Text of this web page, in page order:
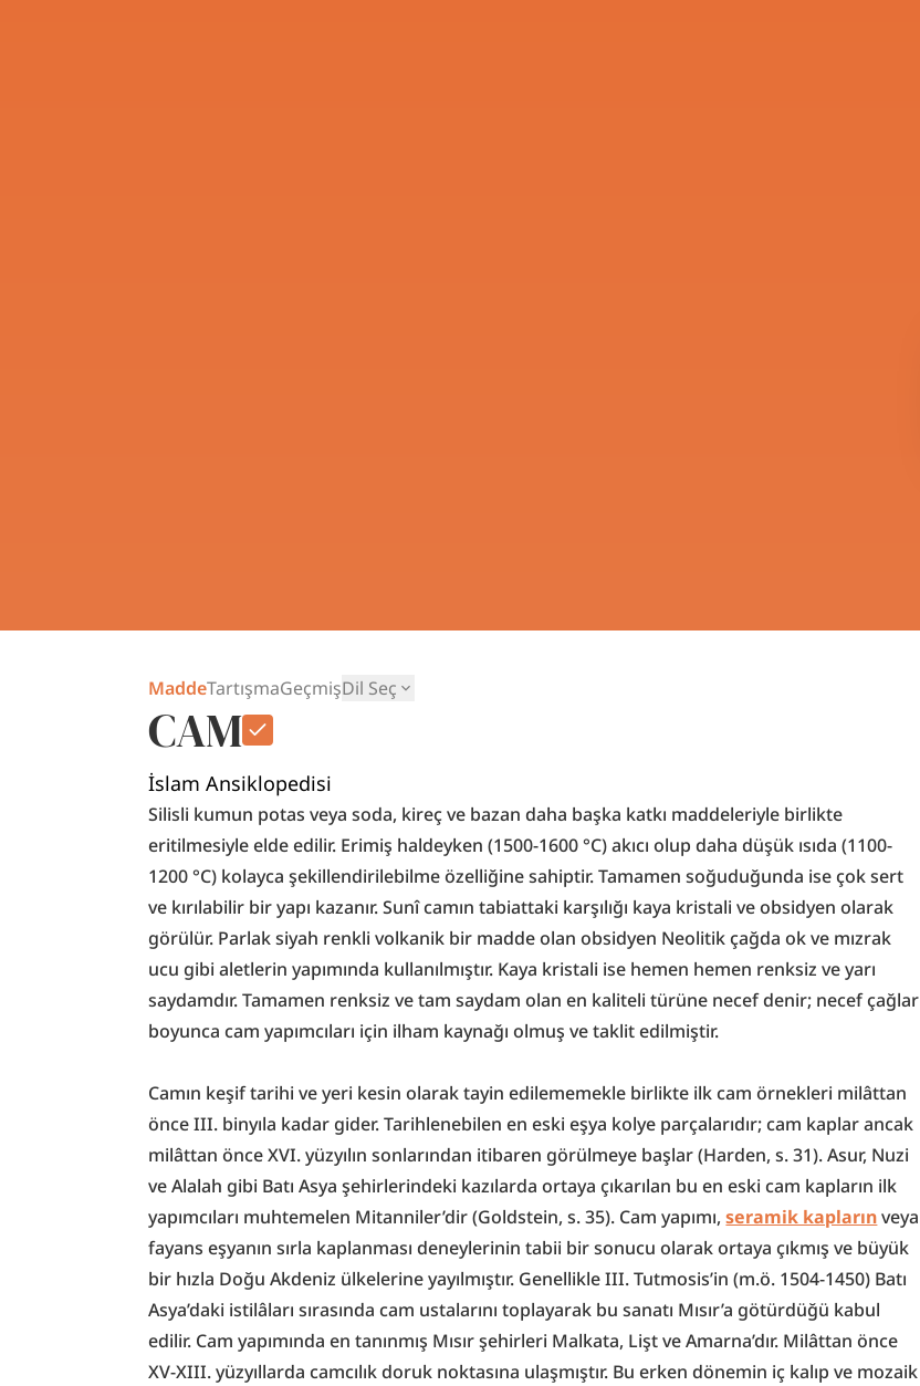
MaddeTartışmaGeçmişDil Seç
CAM
İslam Ansiklopedisi
Silisli kumun potas veya soda, kireç ve bazan daha başka katkı maddeleriyle birlikte
eritilmesiyle elde edilir. Erimiş haldeyken (1500-1600 °C) akıcı olup daha düşük ısıda (1100-
1200 °C) kolayca şekillendirilebilme özelliğine sahiptir. Tamamen soğuduğunda ise çok sert
ve kırılabilir bir yapı kazanır. Sunî camın tabiattaki karşılığı kaya kristali ve obsidyen olarak
görülür. Parlak siyah renkli volkanik bir madde olan obsidyen Neolitik çağda ok ve mızrak
ucu gibi aletlerin yapımında kullanılmıştır. Kaya kristali ise hemen hemen renksiz ve yarı
saydamdır. Tamamen renksiz ve tam saydam olan en kaliteli türüne necef denir; necef çağlar
boyunca cam yapımcıları için ilham kaynağı olmuş ve taklit edilmiştir.
Camın keşif tarihi ve yeri kesin olarak tayin edilememekle birlikte ilk cam örnekleri milâttan
önce III. binyıla kadar gider. Tarihlenebilen en eski eşya kolye parçalarıdır; cam kaplar ancak
milâttan önce XVI. yüzyılın sonlarından itibaren görülmeye başlar (Harden, s. 31). Asur, Nuzi
ve Alalah gibi Batı Asya şehirlerindeki kazılarda ortaya çıkarılan bu en eski cam kapların ilk
yapımcıları muhtemelen Mitanniler’dir (Goldstein, s. 35). Cam yapımı, seramik kapların veya
fayans eşyanın sırla kaplanması deneylerinin tabii bir sonucu olarak ortaya çıkmış ve büyük
bir hızla Doğu Akdeniz ülkelerine yayılmıştır. Genellikle III. Tutmosis’in (m.ö. 1504-1450) Batı
Asya’daki istilâları sırasında cam ustalarını toplayarak bu sanatı Mısır’a götürdüğü kabul
edilir. Cam yapımında en tanınmış Mısır şehirleri Malkata, Lişt ve Amarna’dır. Milâttan önce
XV-XIII. yüzyıllarda camcılık doruk noktasına ulaşmıştır. Bu erken dönemin iç kalıp ve mozaik